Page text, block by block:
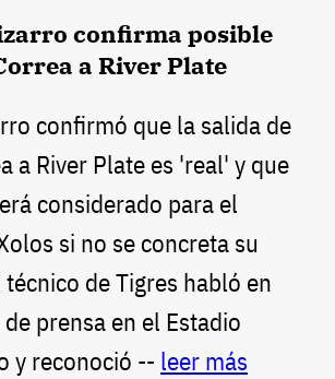
confirma posible
a River Plate
confirmó que la salida de
a River Plate es 'real' y que
considerado para el
si no se concreta su
de Tigres habló en
prensa en el Estadio
y reconoció -- leer más